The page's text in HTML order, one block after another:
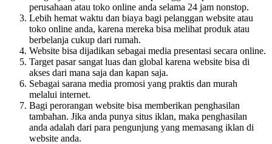
perusahaan atau toko online anda selama 24 jam nonstop.
Lebih hemat waktu dan biaya bagi pelanggan website atau
toko online anda, karena mereka bisa melihat produk atau
berbelanja cukup dari rumah.
Website bisa dijadikan sebagai media presentasi secara online.
Target pasar sangat luas dan global karena website bisa di
akses dari mana saja dan kapan saja.
Sebagai sarana media promosi yang praktis dan murah
melalui internet.
Bagi perorangan website bisa memberikan penghasilan
tambahan. Jika anda punya situs iklan, maka penghasilan
anda adalah dari para pengunjung yang memasang iklan di
website anda.